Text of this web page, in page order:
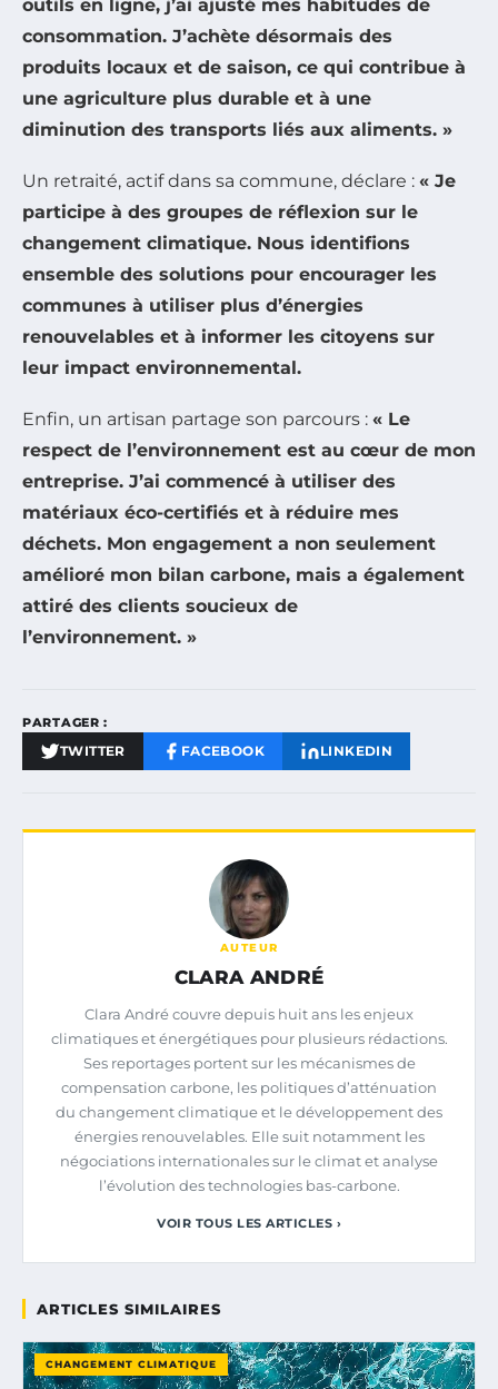
outils en ligne, j’ai ajusté mes habitudes de
consommation. J’achète désormais des
produits locaux et de saison, ce qui contribue à
une agriculture plus durable et à une
diminution des transports liés aux aliments. »
Un retraité, actif dans sa commune, déclare : « Je
participe à des groupes de réflexion sur le
changement climatique. Nous identifions
ensemble des solutions pour encourager les
communes à utiliser plus d’énergies
renouvelables et à informer les citoyens sur
leur impact environnemental.
Enfin, un artisan partage son parcours : « Le
respect de l’environnement est au cœur de mon
entreprise. J’ai commencé à utiliser des
matériaux éco-certifiés et à réduire mes
déchets. Mon engagement a non seulement
amélioré mon bilan carbone, mais a également
attiré des clients soucieux de
l’environnement. »
PARTAGER :
TWITTER FACEBOOK LINKEDIN
AUTEUR
CLARA ANDRÉ
Clara André couvre depuis huit ans les enjeux
climatiques et énergétiques pour plusieurs rédactions.
Ses reportages portent sur les mécanismes de
compensation carbone, les politiques d’atténuation
du changement climatique et le développement des
énergies renouvelables. Elle suit notamment les
négociations internationales sur le climat et analyse
l’évolution des technologies bas-carbone.
VOIR TOUS LES ARTICLES ›
ARTICLES SIMILAIRES
CHANGEMENT CLIMATIQUE